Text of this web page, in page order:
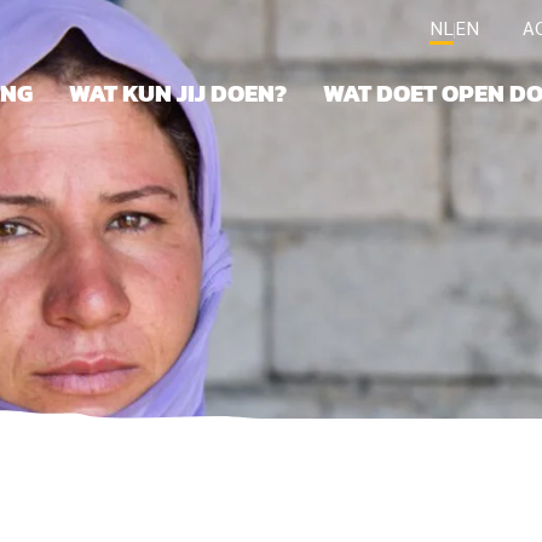
NL EN
WAT KUN JIJ DOEN? WAT DOET OPEN